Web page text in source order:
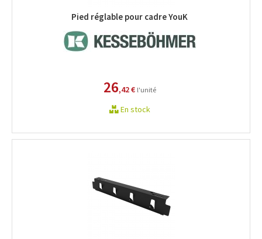
Pied réglable pour cadre YouK
26,42 € l'unité
En stock